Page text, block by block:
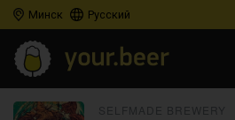
Минск Русский